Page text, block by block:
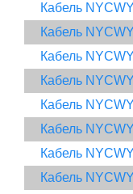
Кабель
Кабель
Кабель
Кабель
Кабель
Кабель
Кабель
Кабель